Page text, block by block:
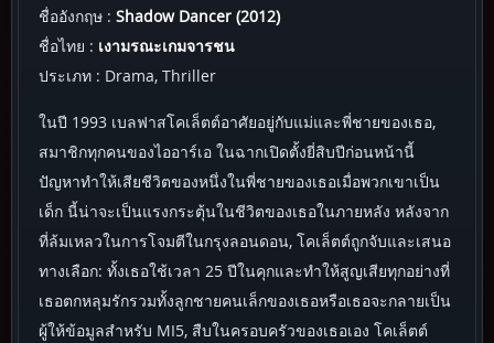
ชื่ออังกฤษ : Shadow Dancer (2012)
ชื่อไทย : เงามรณะเกมจารชน
ประเภท : Drama, Thriller
ในปี 1993 เบลฟาสโคเล็ตต์อาศัยอยู่กับแม่และพี่ชายของเธอ,
สมาชิกทุกคนของไออาร์เอ ในฉากเปิดตั้งยี่สิบปีก่อนหน้านี้
ปัญหาทำให้เสียชีวิตของหนึ่งในพี่ชายของเธอเมื่อพวกเขาเป็น
เด็ก นี้น่าจะเป็นแรงก​​ระตุ้นในชีวิตของเธอในภายหลัง หลังจาก
ที่ล้มเหลวในการโจมตีในกรุงลอนดอน, โคเล็ตต์ถูกจับและเสนอ
ทางเลือก: ทั้งเธอใช้เวลา 25 ปีในคุกและทำให้สูญเสียทุกอย่างที่
เธอตกหลุมรักรวมทั้งลูกชายคนเล็กของเธอหรือเธอจะกลายเป็น
ผู้ให้ข้อมูลสำหรับ MI5, สืบในครอบครัวของเธอเอง โคเล็ตต์